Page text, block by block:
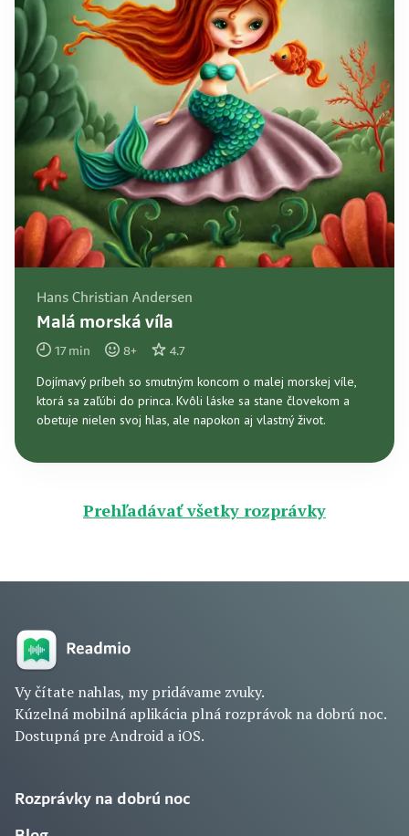
Hans Christian Andersen
Malá morská víla
17min 8+ 4.7
Dojímavý príbeh so smutným koncom o malej morskej víle,
ktorá sa zaľúbi do princa. Kvôli láske sa stane človekom a
obetuje nielen svoj hlas, ale napokon aj vlastný život.
Prehľadávať všetky rozprávky
Vy čítate nahlas, my pridávame zvuky.
Kúzelná mobilná aplikácia plná rozprávok na dobrú noc.
Dostupná pre Android a iOS.
Rozprávky na dobrú noc